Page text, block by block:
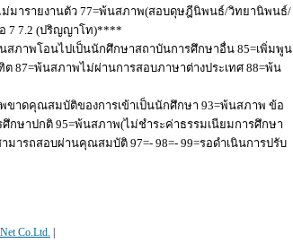
มารายงานตัว 77=พ้นสภาพ(สอบดุษฎีนิพนธ์/วิทยานิพนธ์/
7 7.2 (ปริญญาโท)****
สภาพโอนไปเป็นนักศึกษาสถาบันการศึกษาอื่น 85=เพิ่มพูน
87=พ้นสภาพไม่ผ่านการสอบภาษาต่างประเทศ 88=พ้น
ขาดคุณสมบัติของการเข้าเป็นนักศึกษา 93=พ้นสภาพ ข้อ
กษาปกติ 95=พ้นสภาพ(ไม่ชำระค่าธรรมเนียมการศึกษา
ารถสอบผ่านคุณสมบัติ 97=- 98=- 99=รอดำเนินการปรับ
Co.Ltd.